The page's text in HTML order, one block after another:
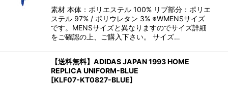
素材 本体：ポリエステル 100% リブ部分：ポリエ
ステル 97% / ポリウレタン 3% ※WMENSサイズ
です。MENSサイズと異なりますのでサイズ詳細
をご確認の上、ご購入下さい。 サイズ…
【送料無料】ADIDAS JAPAN 1993 HOME
REPLICA UNIFORM-BLUE
[KLF07-KT0827-BLUE]